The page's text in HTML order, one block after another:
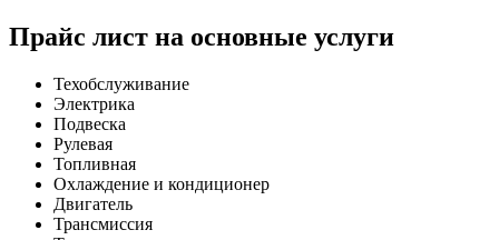
Прайс лист на основные услуги
Техобслуживание
Электрика
Подвеска
Рулевая
Топливная
Охлаждение и кондиционер
Двигатель
Трансмиссия